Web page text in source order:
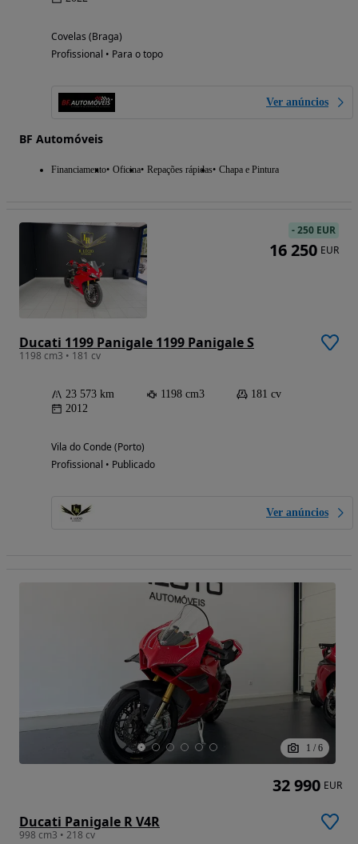
Covelas (Braga)
Profissional • Para o topo
Ver anúncios
BF Automóveis
Financiamento Oficina Repações rápidas Chapa e Pintura
Ducati 1199 Panigale 1199 Panigale S
1198 cm3 • 181 cv
23 573 km 1198 cm3
181 cv
2012
Vila do Conde (Porto)
Profissional • Publicado
Ver anúncios
-250 EUR
16 250 EUR
1 / 6
Ducati Panigale R V4R
998 cm3 • 218 cv
32 990 EUR